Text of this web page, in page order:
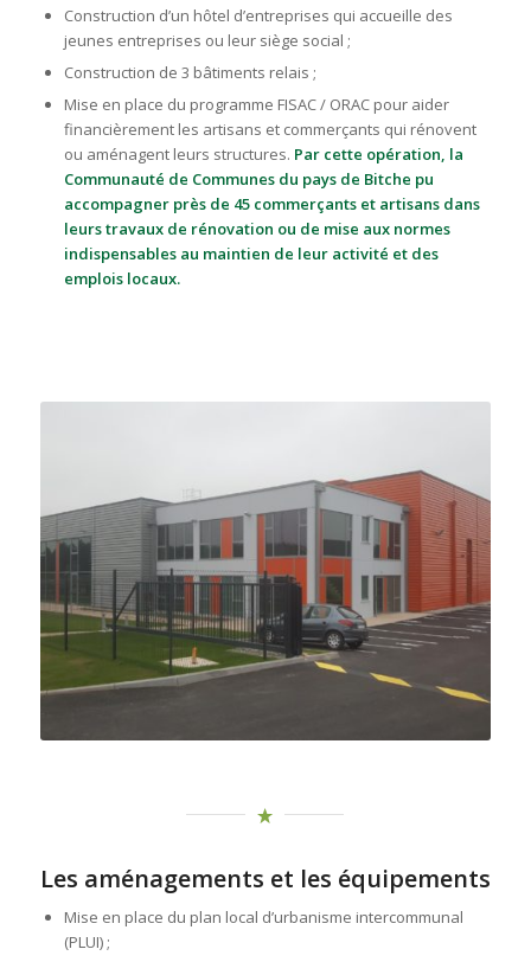
Construction d’un hôtel d’entreprises qui accueille des
jeunes entreprises ou leur siège social ;
Construction de 3 bâtiments relais ;
Mise en place du programme FISAC / ORAC pour aider
financièrement les artisans et commerçants qui rénovent
ou aménagent leurs structures. Par cette opération, la
Communauté de Communes du pays de Bitche pu
accompagner près de 45 commerçants et artisans dans
leurs travaux de rénovation ou de mise aux normes
indispensables au maintien de leur activité et des
emplois locaux.
Les aménagements et les équipements
Mise en place du plan local d’urbanisme intercommunal
(PLUI) ;